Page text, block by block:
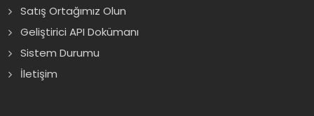
Satış Ortağımız Olun
Geliştirici API Dokümanı
Sistem Durumu
İletişim